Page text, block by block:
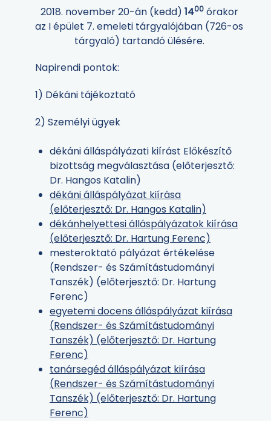
2018. november 20-án (kedd) 1400órakor
az I épület 7. emeleti tárgyalójában (726-os
tárgyaló) tartandó ülésére.
Napirendi pontok:
1) Dékáni tájékoztató
2) Személyi ügyek
dékáni álláspályázati kiírást Előkészítő
bizottság megválasztása (előterjesztő:
Dr. Hangos Katalin)
dékáni álláspályázat kiírása
(előterjesztő: Dr. Hangos Katalin)
dékánhelyettesi álláspályázatok kiírása
(előterjesztő: Dr. Hartung Ferenc)
mesteroktató pályázat értékelése
(Rendszer- és Számítástudományi
Tanszék) (előterjesztő: Dr. Hartung
Ferenc)
egyetemi docens álláspályázat kiírása
(Rendszer- és Számítástudományi
Tanszék) (előterjesztő: Dr. Hartung
Ferenc)
tanársegéd álláspályázat kiírása
(Rendszer- és Számítástudományi
Tanszék) (előterjesztő: Dr. Hartung
Ferenc)